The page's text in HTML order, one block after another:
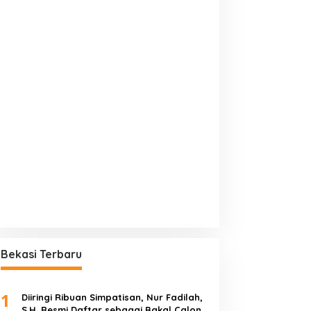
Bekasi Terbaru
1
Diiringi Ribuan Simpatisan, Nur Fadilah,